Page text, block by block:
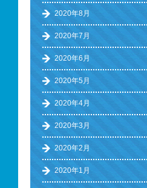
2020年8月
2020年7月
2020年6月
2020年5月
2020年4月
2020年3月
2020年2月
2020年1月